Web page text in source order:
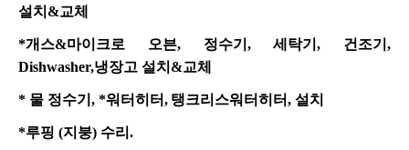
설치&교체
*개스&마이크로 오븐, 정수기, 세탁기, 건조기,
Dishwasher,냉장고 설치&교체
* 물 정수기, *워터히터, 탱크리스워터히터, 설치
*루핑 (지붕) 수리.